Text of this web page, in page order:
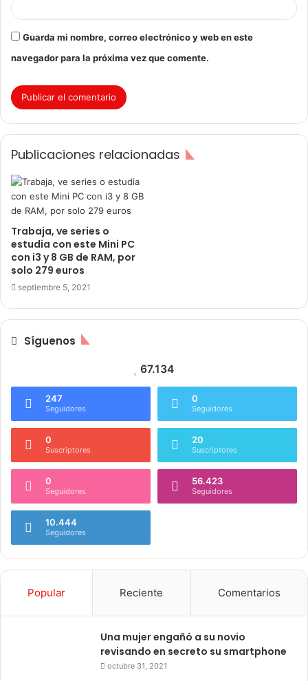
Guarda mi nombre, correo electrónico y web en este
navegador para la próxima vez que comente.
Publicaciones relacionadas
Trabaja, ve series o
estudia con este Mini PC
con i3 y 8 GB de RAM, por
solo 279 euros
septiembre 5, 2021
Síguenos
67.134
247
Seguidores
0
Seguidores
0
Suscriptores
20
Suscriptores
0
Seguidores
56.423
Seguidores
10.444
Seguidores
Popular Reciente Comentarios
Una mujer engañó a su novio
revisando en secreto su smartphone
octubre 31, 2021